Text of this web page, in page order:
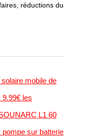
réductions du
mobile de
9.99€ les
L1 60
sur batterie